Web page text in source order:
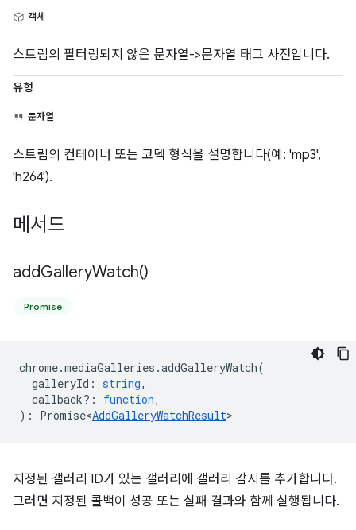
객체
스트림의 필터링되지 않은 문자열->문자열 태그 사전입니다.
유형
문자열
스트림의 컨테이너 또는 코덱 형식을 설명합니다(예: 'mp3',
'h264').
메서드
addGalleryWatch()
Promise
chrome.mediaGalleries .addGalleryWatch(
galleryId : string,
callback? : function,
) : Promise<AddGalleryWatchResult>
지정된 갤러리 ID가 있는 갤러리에 갤러리 감시를 추가합니다.
그러면 지정된 콜백이 성공 또는 실패 결과와 함께 실행됩니다.